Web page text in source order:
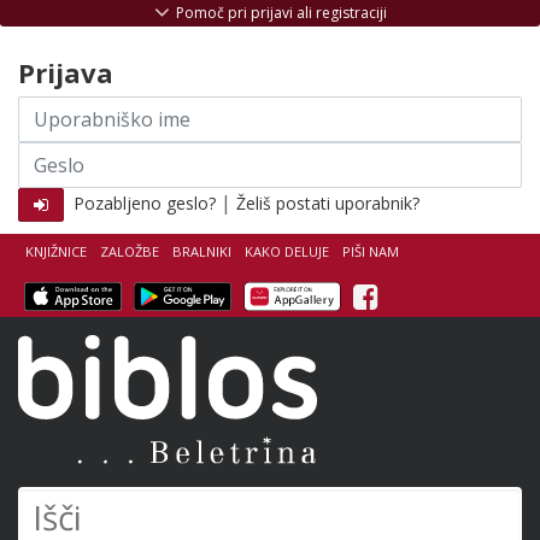
KNJIŽNICE ZALOŽBE BRALNIKI KAKO DELUJE PIŠI NAM
Facebook
Pomoč pri prijavi ali registraciji
Prijava
Uporabniško
ime
Geslo
Pozabljeno geslo? | Želiš postati uporabnik?